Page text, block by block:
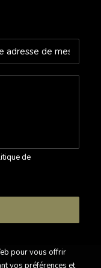
de
pour vous offrir
vos préférences et